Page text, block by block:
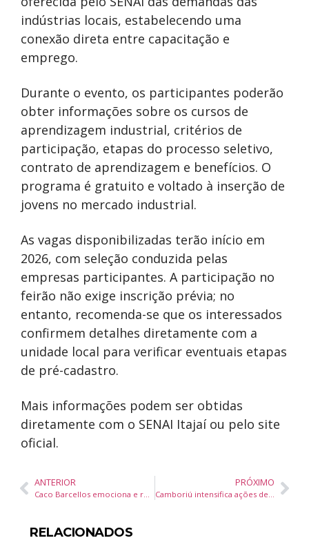
indústrias locais, estabelecendo uma
conexão direta entre capacitação e
emprego.
Durante o evento, os participantes poderão
obter informações sobre os cursos de
aprendizagem industrial, critérios de
participação, etapas do processo seletivo,
contrato de aprendizagem e benefícios. O
programa é gratuito e voltado à inserção de
jovens no mercado industrial.
As vagas disponibilizadas terão início em
2026, com seleção conduzida pelas
empresas participantes. A participação no
feirão não exige inscrição prévia; no
entanto, recomenda-se que os interessados
confirmem detalhes diretamente com a
unidade local para verificar eventuais etapas
de pré-cadastro.
Mais informações podem ser obtidas
diretamente com o SENAI Itajaí ou pelo site
oficial.
ANTERIOR
Caco Barcellos emociona e reforça o papel transformador do jornalismo no Festival Iguassu Inova em Foz do Iguaçu
PRÓXIMO
Camboriú intensifica ações de prevenção à dengue nos cemitérios durante o Dia de Finados
RELACIONADOS